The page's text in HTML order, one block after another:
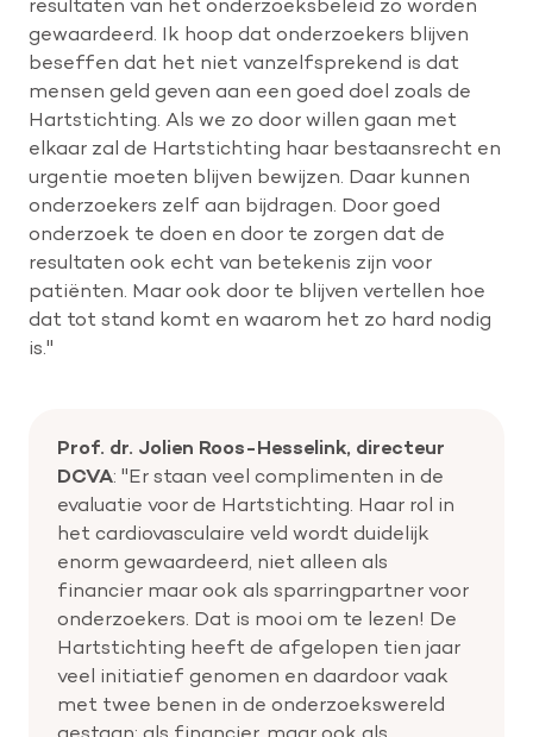
gewaardeerd. Ik hoop dat onderzoekers blijven
beseffen dat het niet vanzelfsprekend is dat
mensen geld geven aan een goed doel zoals de
Hartstichting. Als we zo door willen gaan met
elkaar zal de Hartstichting haar bestaansrecht en
urgentie moeten blijven bewijzen. Daar kunnen
onderzoekers zelf aan bijdragen. Door goed
onderzoek te doen en door te zorgen dat de
resultaten ook echt van betekenis zijn voor
patiënten. Maar ook door te blijven vertellen hoe
dat tot stand komt en waarom het zo hard nodig
is."
Prof. dr. Jolien Roos-Hesselink, directeur
DCVA: "Er staan veel complimenten in de
evaluatie voor de Hartstichting. Haar rol in
het cardiovasculaire veld wordt duidelijk
enorm gewaardeerd, niet alleen als
financier maar ook als sparringpartner voor
onderzoekers. Dat is mooi om te lezen! De
Hartstichting heeft de afgelopen tien jaar
veel initiatief genomen en daardoor vaak
met twee benen in de onderzoekswereld
gestaan: als financier, maar ook als